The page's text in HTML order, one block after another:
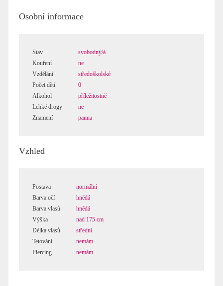
Osobní informace
Stav
svobodný/á
Kouření
ne
Vzdělání
středoškolské
Počet dětí
0
Alkohol
příležitostně
Lehké drogy
ne
Znamení
panna
Vzhled
Postava
normální
Barva očí
hnědá
Barva vlasů
hnědá
Výška
nad 175 cm
Délka vlasů
střední
Tetování
nemám
Piercing
nemám